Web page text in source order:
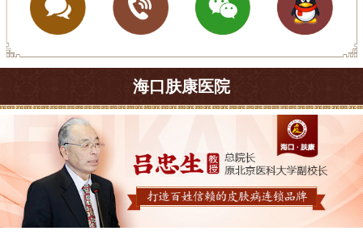
海口肤康医院